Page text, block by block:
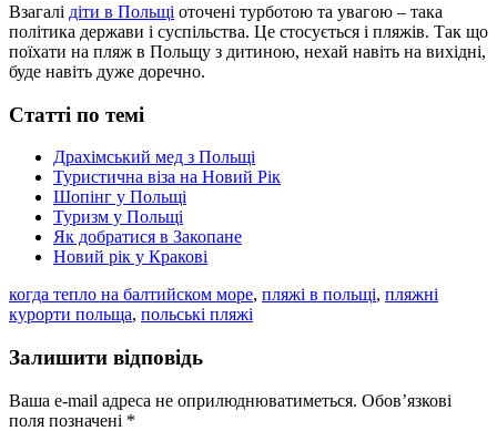
Взагалі діти в Польщі оточені турботою та увагою – така
політика держави і суспільства. Це стосується і пляжів. Так що
поїхати на пляж в Польщу з дитиною, нехай навіть на вихідні,
буде навіть дуже доречно.
Статті по темі
Драхімський мед з Польщі
Туристична віза на Новий Рік
Шопінг у Польщі
Туризм у Польщі
Як добратися в Закопане
Новий рік у Кракові
когда тепло на балтийском море, пляжі в польщі, пляжні
курорти польща, польські пляжі
Залишити відповідь
Ваша e-mail адреса не оприлюднюватиметься. Обов’язкові
поля позначені *